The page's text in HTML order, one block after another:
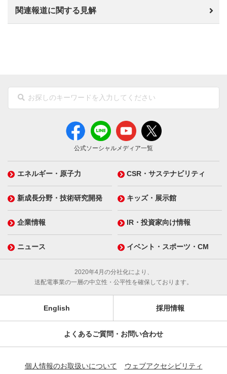
関連報道に関する見解
公式ソーシャルメディア一覧
エネルギー・原子力 CSR・サステナビリティ
新成長分野・技術研究開発 キッズ・展示館
企業情報 IR・投資家向け情報
ニュース イベント・スポーツ・CM
2020年4月の分社化により、
送配電事業の一層の中立性・公平性を確保しております。
English 採用情報
よくあるご質問・お問い合わせ
個人情報のお取扱いについて
ウェブアクセシビリティ